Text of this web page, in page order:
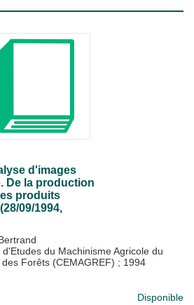
d'images
De la production
produits
09/1994,
du Machinisme Agricole du
Forêts (CEMAGREF) ; 1994
Disponible